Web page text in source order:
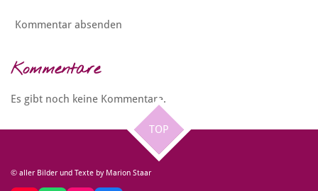
Kommentar absenden
Kommentare
Es gibt noch keine Kommentare.
TOP
© aller Bilder und Texte by Marion Staar